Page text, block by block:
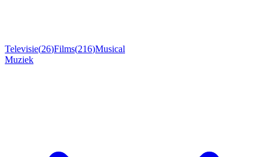
Televisie(26)Films(216)Musical
Muziek